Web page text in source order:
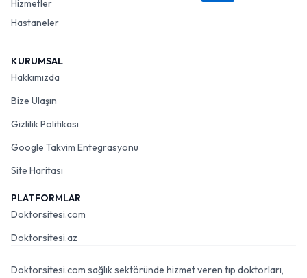
Hizmetler
Hastaneler
KURUMSAL
Hakkımızda
Bize Ulaşın
Gizlilik Politikası
Google Takvim Entegrasyonu
Site Haritası
PLATFORMLAR
Doktorsitesi.com
Doktorsitesi.az
Doktorsitesi.com sağlık sektöründe hizmet veren tıp doktorları,